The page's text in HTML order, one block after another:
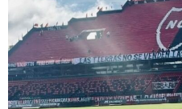
Senado
La Legislatura
una cooperativa de
cambia?